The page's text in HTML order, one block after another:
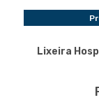
Lixeira